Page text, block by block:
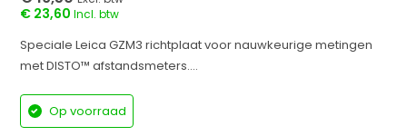
€ 23,60Incl. btw
Speciale Leica GZM3 richtplaat voor nauwkeurige metingen
met DISTO™ afstandsmeters....
Op voorraad